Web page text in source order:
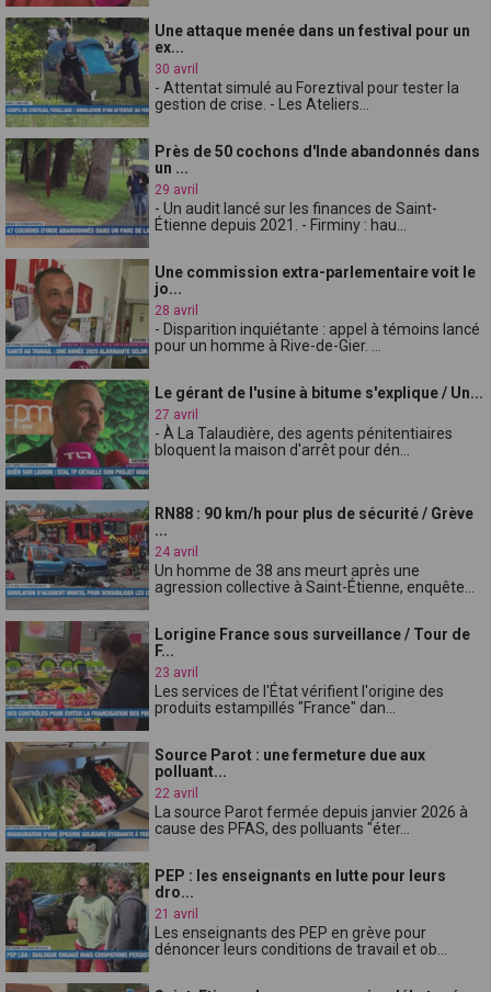
Une attaque menée dans un festival pour un
ex...
30 avril
- Attentat simulé au Foreztival pour tester la
gestion de crise. - Les Ateliers...
Près de 50 cochons d'Inde abandonnés dans
un ...
29 avril
- Un audit lancé sur les finances de Saint-
Étienne depuis 2021. - Firminy : hau...
Une commission extra-parlementaire voit le
jo...
28 avril
- Disparition inquiétante : appel à témoins lancé
pour un homme à Rive-de-Gier. ...
Le gérant de l'usine à bitume s'explique / Un...
27 avril
- À La Talaudière, des agents pénitentiaires
bloquent la maison d'arrêt pour dén...
RN88 : 90 km/h pour plus de sécurité / Grève
...
24 avril
Un homme de 38 ans meurt après une
agression collective à Saint-Étienne, enquête...
Lorigine France sous surveillance / Tour de
F...
23 avril
Les services de l'État vérifient l'origine des
produits estampillés "France" dan...
Source Parot : une fermeture due aux
polluant...
22 avril
La source Parot fermée depuis janvier 2026 à
cause des PFAS, des polluants "éter...
PEP : les enseignants en lutte pour leurs
dro...
21 avril
Les enseignants des PEP en grève pour
dénoncer leurs conditions de travail et ob...